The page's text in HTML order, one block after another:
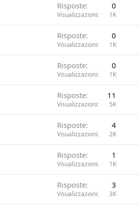
Risposte 0
Visualizzazioni 1K
Risposte 0
Visualizzazioni 1K
Risposte 0
Visualizzazioni 1K
Risposte 11
Visualizzazioni 5K
Risposte 4
Visualizzazioni 2K
Risposte 1
Visualizzazioni 1K
Risposte 3
Visualizzazioni 3K